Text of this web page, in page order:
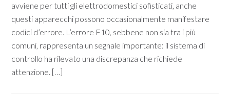
avviene per tutti gli elettrodomestici sofisticati, anche
questi apparecchi possono occasionalmente manifestare
codici d’errore. L’errore F10, sebbene non sia tra i più
comuni, rappresenta un segnale importante: il sistema di
controllo ha rilevato una discrepanza che richiede
attenzione. […]